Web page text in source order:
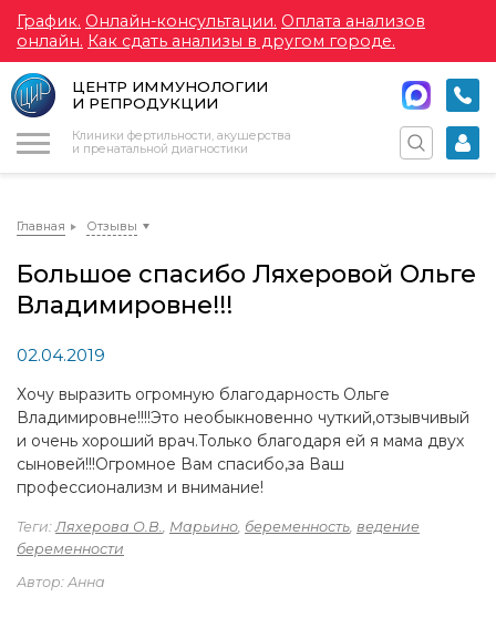
График. Онлайн-консультации. Оплата анализов
онлайн. Как сдать анализы в другом городе.
ЦЕНТР ИММУНОЛОГИИ
И РЕПРОДУКЦИИ
Клиники фертильности, акушерства
и пренатальной диагностики
Главная Отзывы
Большое спасибо Ляхеровой Ольге
Владимировне!!!
02.04.2019
Хочу выразить огромную благодарность Ольге
Владимировне!!!!Это необыкновенно чуткий,отзывчивый
и очень хороший врач.Только благодаря ей я мама двух
сыновей!!!Огромное Вам спасибо,за Ваш
профессионализм и внимание!
Теги:Ляхерова О.В., Марьино, беременность, ведение
беременности
Автор: Анна